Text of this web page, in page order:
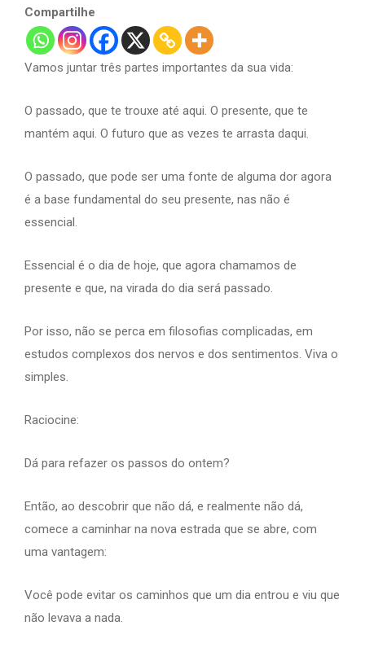
Compartilhe
Vamos juntar três partes importantes da sua vida:
O passado, que te trouxe até aqui. O presente, que te
mantém aqui. O futuro que as vezes te arrasta daqui.
O passado, que pode ser uma fonte de alguma dor agora
é a base fundamental do seu presente, nas não é
essencial.
Essencial é o dia de hoje, que agora chamamos de
presente e que, na virada do dia será passado.
Por isso, não se perca em filosofias complicadas, em
estudos complexos dos nervos e dos sentimentos. Viva o
simples.
Raciocine:
Dá para refazer os passos do ontem?
Então, ao descobrir que não dá, e realmente não dá,
comece a caminhar na nova estrada que se abre, com
uma vantagem:
Você pode evitar os caminhos que um dia entrou e viu que
não levava a nada.